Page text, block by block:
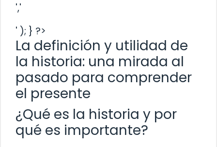
','
' ); } ?>
La definición y utilidad de
la historia: una mirada al
pasado para comprender
el presente
¿Qué es la historia y por
qué es importante?